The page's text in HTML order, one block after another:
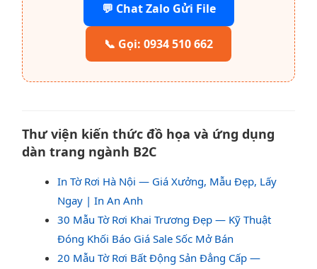
💬 Chat Zalo Gửi File
📞 Gọi: 0934 510 662
Thư viện kiến thức đồ họa và ứng dụng
dàn trang ngành B2C
In Tờ Rơi Hà Nội — Giá Xưởng, Mẫu Đẹp, Lấy
Ngay | In An Anh
30 Mẫu Tờ Rơi Khai Trương Đẹp — Kỹ Thuật
Đóng Khối Báo Giá Sale Sốc Mở Bán
20 Mẫu Tờ Rơi Bất Động Sản Đẳng Cấp —